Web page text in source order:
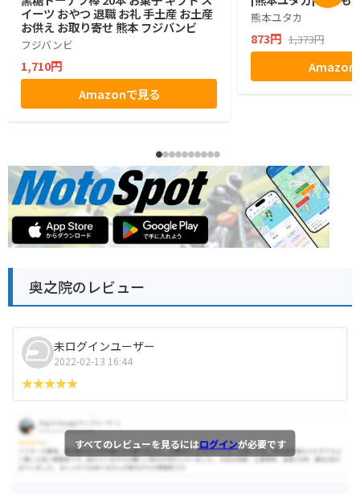
イーツ おやつ 退職 お礼 手土産 お土産
お供え お取り寄せ 熊本 フジバンビ
フジバンビ
1,710円
Amazonで見る
熊本ユタカ
873円 1,373円
Amazon
奥之院のレビュー
未ログインユーザー
2022-02-13 16:44
すべてのレビューを見るにはログインが必要です